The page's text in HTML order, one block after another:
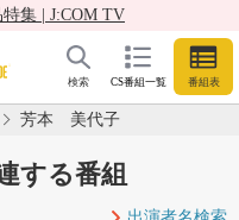
集 | J:COM TV
CS番組一覧 番組表
検索
芳本 美代子
する番組